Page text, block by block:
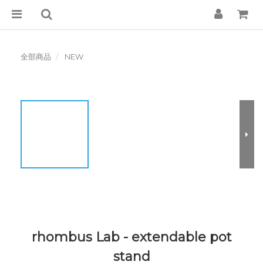
全部商品 NEW
rhombus Lab - extendable pot
stand